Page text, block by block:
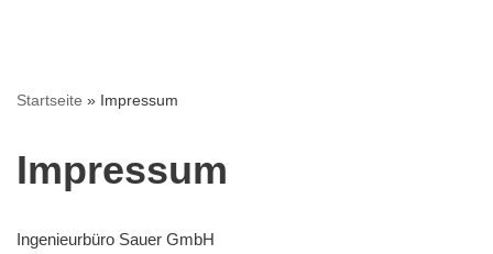
Startseite » Impressum
Impressum
Ingenieurbüro Sauer GmbH